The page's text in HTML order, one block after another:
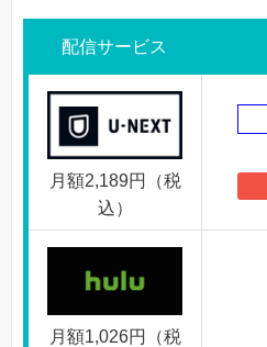
配信サービス
月額2,189円（税
込）
月額1,026円（税